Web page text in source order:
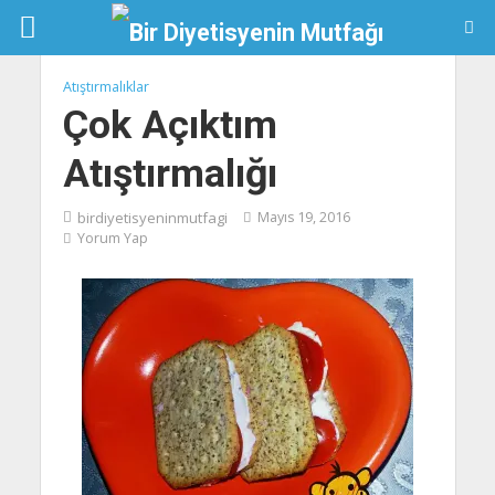
Atıştırmalıklar
Çok Açıktım
Atıştırmalığı
birdiyetisyeninmutfagi
Mayıs 19, 2016
Yorum Yap